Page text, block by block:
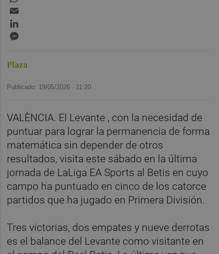
Plaza
Publicado: 19/05/2026 · 11:20
VALÈNCIA. El Levante , con la necesidad de
puntuar para lograr la permanencia de forma
matemática sin depender de otros
resultados, visita este sábado en la última
jornada de LaLiga EA Sports al Betis en cuyo
campo ha puntuado en cinco de los catorce
partidos que ha jugado en Primera División.
Tres victorias, dos empates y nueve derrotas
es el balance del Levante como visitante en